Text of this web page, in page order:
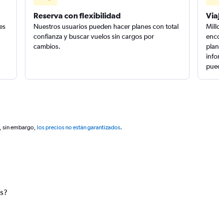
Reserva con flexibilidad
Nuestros usuarios pueden hacer planes con total
confianza y buscar vuelos sin cargos por
cambios.
sin embargo, los precios no están garantizados.